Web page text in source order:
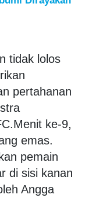
tidak lolos
pertahanan
ke-9,
emas.
pemain
di sisi kanan
Angga